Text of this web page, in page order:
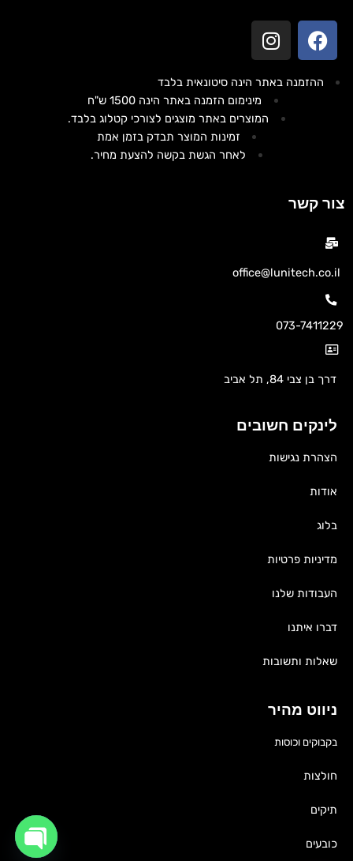
ניווט מהיר
בקבוקים וכוסות
חולצות
תיקים
כובעים
לינקים חשובים
הצהרת נגישות
אודות
בלוג
מדיניות פרטיות
העבודות שלנו
דברו איתנו
שאלות ותשובות
צור קשר
office@lunitech.co.il
073-7411229
דרך בן צבי 84, תל אביב
ההזמנה באתר הינה סיטונאית בלבד
מינימום הזמנה באתר הינה 1500 ש"ח
המוצרים באתר מוצגים לצורכי קטלוג בלבד.
זמינות המוצר תבדק בזמן אמת
לאחר הגשת בקשה להצעת מחיר.